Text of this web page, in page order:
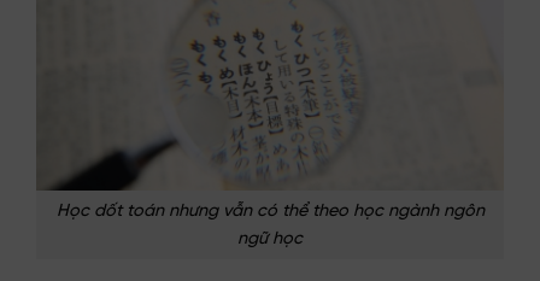
Học dốt toán nhưng vẫn có thể theo học ngành ngôn
ngữ học